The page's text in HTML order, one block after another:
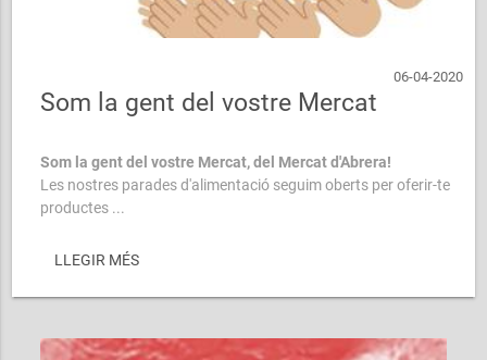
06-04-2020
Som la gent del vostre Mercat
Som la gent del vostre Mercat, del Mercat d'Abrera!
Les nostres parades d'alimentació seguim oberts per oferir-te
productes ...
LLEGIR MÉS